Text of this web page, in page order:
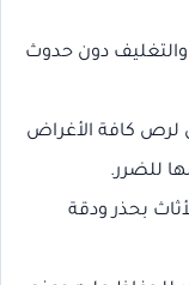
دون حدوث
لرص كافة الأغراض
للضرر.
بحذر ودقة